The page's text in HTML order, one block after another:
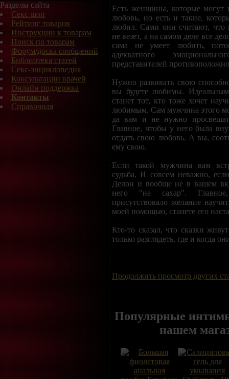
Разделы сайта
Секс шоп
Рейтинг товаров
Инструкции к товарам
Поиск по товарам
Форум/доска сообщений
Библиотека статей
Секс-энциклопедия
Консультации врачей
Онлайн поддержка
Контакты
Справочная
Есть женщины, которые могут
любовь, но есть и такие,
любил. Сами они считают, что
не везет, а на самом деле все
сама не умеет любить,
адекватного
представителей
Нужно развивать свою
вы будете любимы.
станет тот, кто тоже хочет
любимым. Сам мужчина этого
да вам и не нужно
Главное, чтобы у него была
отдать свою любовь. А вы,
ему свою.
Если такой мужчина вам
судьба. И совсем неважно,
Делон и вообще не в вашем
него "не сахар".
присутствовало желание
моей помощью, станете его
Кто-то сказал, что сказки
только разглядеть, где и когда
Продолжить просмотр других
Популярные
нашем